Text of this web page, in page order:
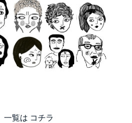
一覧は コチラ